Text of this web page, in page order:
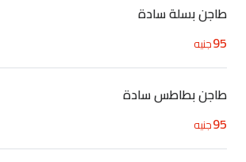
طاجن بسلة سادة
95جنيه
طاجن بطاطس سادة
95جنيه